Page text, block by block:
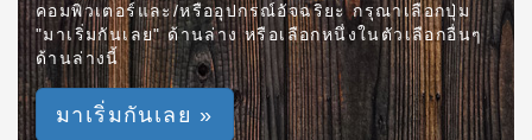
คอมพิวเตอร์และ/หรืออุปกรณ์อัจฉริยะ กรุณาเลือกปุ่ม
"มาเริ่มกันเลย" ด้านล่าง หรือเลือกหนึ่งในตัวเลือกอื่นๆ
ด้านล่างนี้
มาเริ่มกันเลย »